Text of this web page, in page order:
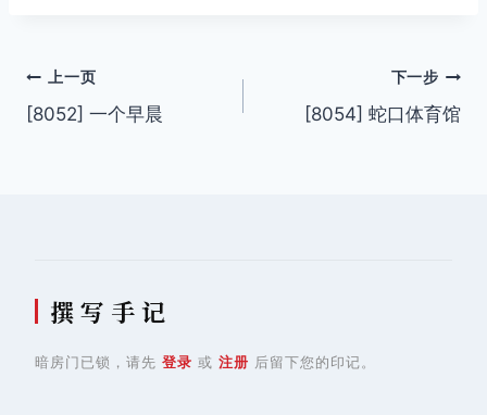
文
章
上一页
[8052] 一个早晨
下一步
[8054] 蛇口体育馆
撰 写 手 记
暗房门已锁，请先 登录 或 注册 后留下您的印记。